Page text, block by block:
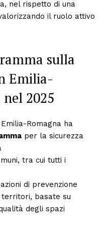
nel rispetto di una
il ruolo attivo
sulla
Emilia-
2025
Romagna ha
per la sicurezza
tra cui tutti i
di prevenzione
basate su
degli spazi